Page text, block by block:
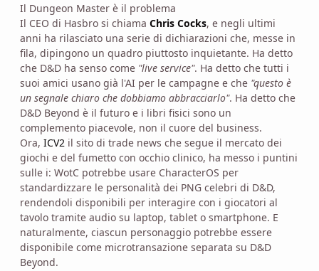
Il Dungeon Master è il problema
Il CEO di Hasbro si chiama Chris Cocks, e negli ultimi
anni ha rilasciato una serie di dichiarazioni che, messe in
fila, dipingono un quadro piuttosto inquietante. Ha detto
che D&D ha senso come "live service". Ha detto che tutti i
suoi amici usano già l'AI per le campagne e che "questo è
un segnale chiaro che dobbiamo abbracciarlo". Ha detto che
D&D Beyond è il futuro e i libri fisici sono un
complemento piacevole, non il cuore del business.
Ora, ICV2 il sito di trade news che segue il mercato dei
giochi e del fumetto con occhio clinico, ha messo i puntini
sulle i: WotC potrebbe usare CharacterOS per
standardizzare le personalità dei PNG celebri di D&D,
rendendoli disponibili per interagire con i giocatori al
tavolo tramite audio su laptop, tablet o smartphone. E
naturalmente, ciascun personaggio potrebbe essere
disponibile come microtransazione separata su D&D
Beyond.